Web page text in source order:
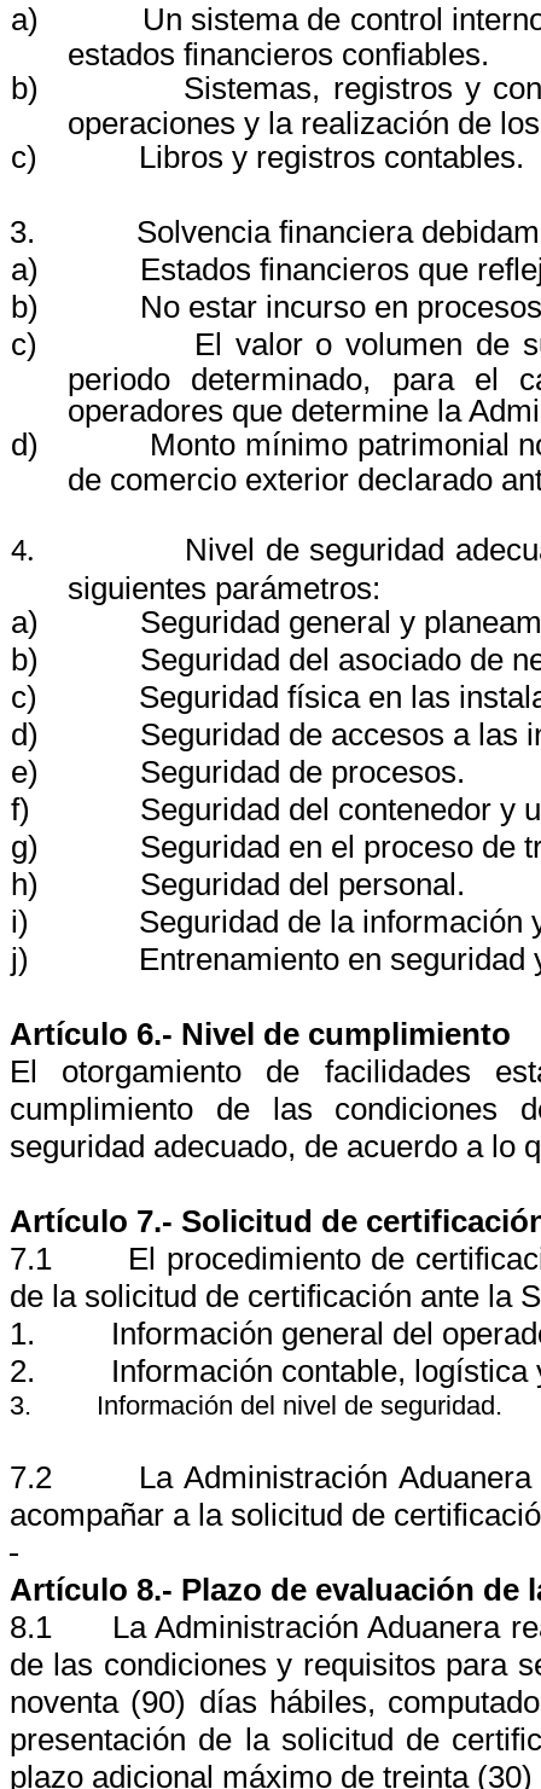
a)
Un sistema de control
estados financieros confiables.
b)
Sistemas, registros y
operaciones y la realización de
c)
Libros y registros contables.
3.
Solvencia financiera
a)
Estados financieros que
b)
No estar incurso en
c)
El valor o volumen de
periodo determinado, para el
operadores que determine la
d)
Monto mínimo patrimonial
de comercio exterior declarado
4.
Nivel de seguridad
siguientes parámetros:
a)
Seguridad general y
b)
Seguridad del asociado de
c)
Seguridad física en las
d)
Seguridad de accesos a las
e)
Seguridad de procesos.
f)
Seguridad del contenedor y
g)
Seguridad en el proceso de
h)
Seguridad del personal.
i)
Seguridad de la información
j)
Entrenamiento en
Artículo 6.- Nivel de cumplimiento
El otorgamiento de facilidades
cumplimiento de las condiciones
seguridad adecuado, de acuerdo a lo
Artículo 7.- Solicitud de
7.1
El procedimiento de
de la solicitud de certificación ante la
1.
Información general del
2.
Información contable, logística
3. Información del nivel de seguridad.
7.2
La Administración
acompañar a la solicitud de
Artículo 8.- Plazo de evaluación
8.1
La Administración Aduanera
de las condiciones y requisitos para
noventa (90) días hábiles,
presentación de la solicitud de
plazo adicional máximo de treinta